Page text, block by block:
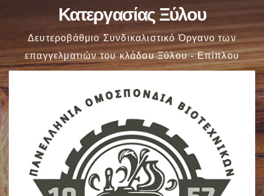
Κατεργασίας Ξύλου
Δευτεροβάθμιο Συνδικαλιστικό Όργανο των
επαγγελματιών του κλάδου Ξύλου - Επίπλου